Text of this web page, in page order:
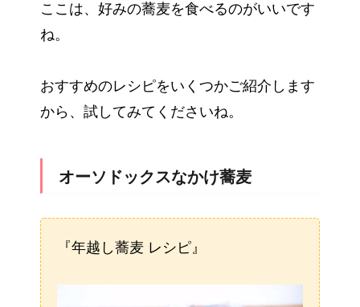
ここは、好みの蕎麦を食べるのがいいです
ね。
おすすめのレシピをいくつかご紹介します
から、試してみてくださいね。
オーソドックスなかけ蕎麦
『年越し蕎麦 レシピ』